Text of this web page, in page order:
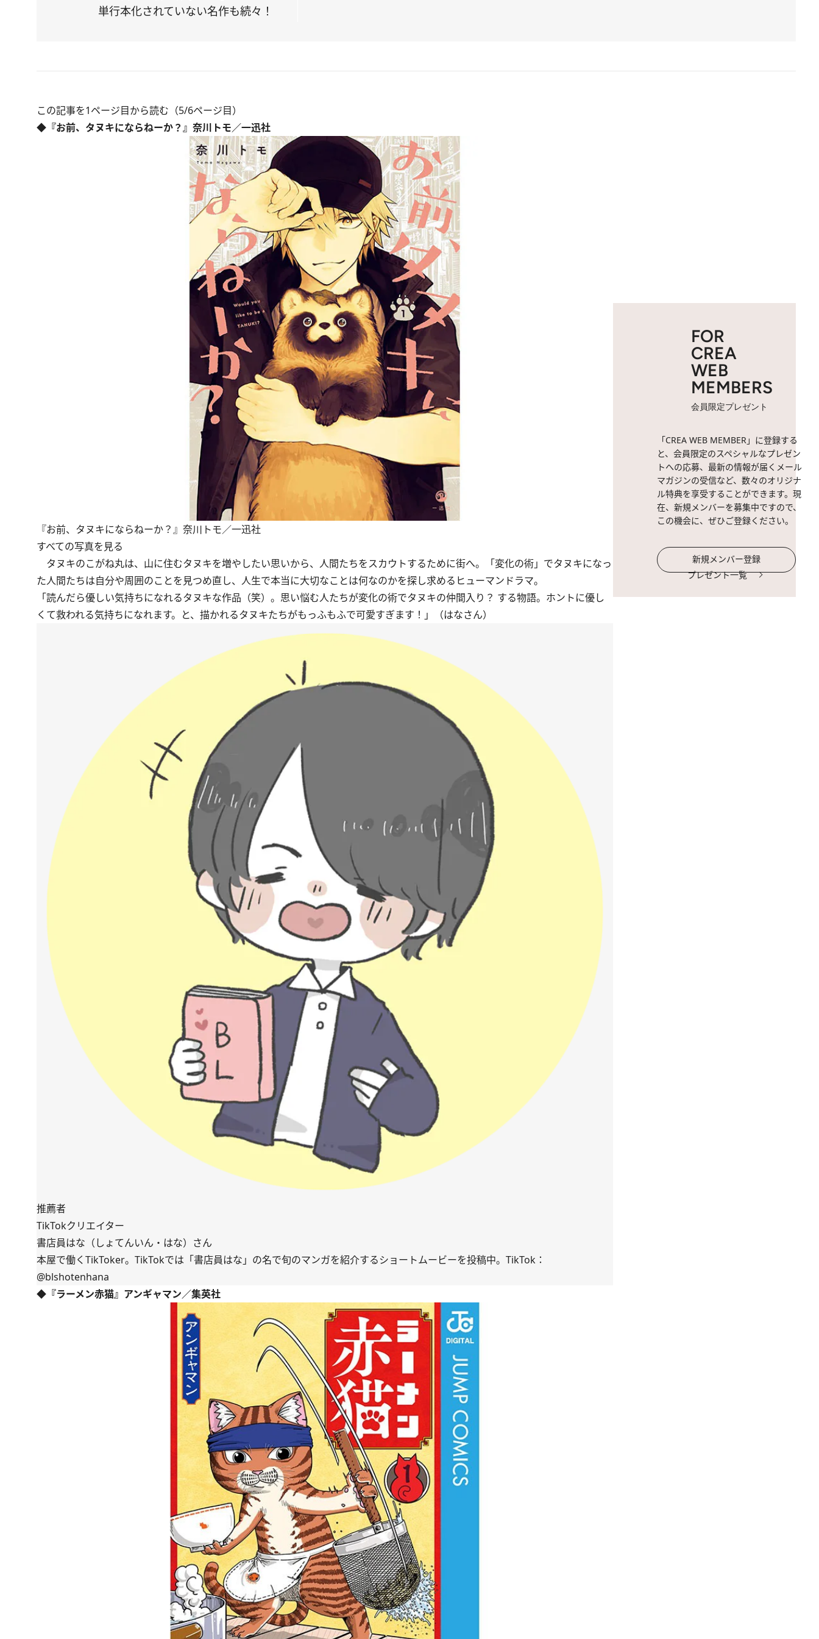
単行本化されていない名作も続々！
この記事を1ページ目から読む（5/6ページ目）
◆『お前、タヌキにならねーか？』奈川トモ／一迅社
『お前、タヌキにならねーか？』奈川トモ／一迅社
すべての写真を見る
タヌキのこがね丸は、山に住むタヌキを増やしたい思いから、人間たちをスカウトするために街へ。「変化の術」でタヌキになっ
た人間たちは自分や周囲のことを見つめ直し、人生で本当に大切なことは何なのかを探し求めるヒューマンドラマ。
「読んだら優しい気持ちになれるタヌキな作品（笑）。思い悩む人たちが変化の術でタヌキの仲間入り？ する物語。ホントに優し
くて救われる気持ちになれます。と、描かれるタヌキたちがもっふもふで可愛すぎます！」（はなさん）
推薦者
TikTokクリエイター
書店員はな（しょてんいん・はな）さん
本屋で働くTikToker。TikTokでは「書店員はな」の名で旬のマンガを紹介するショートムービーを投稿中。TikTok：
@blshotenhana
◆『ラーメン赤猫』アンギャマン／集英社
FOR
CREA
WEB
MEMBERS
会員限定プレゼント
「CREA WEB MEMBER」に登録する
と、会員限定のスペシャルなプレゼン
トへの応募、最新の情報が届くメール
マガジンの受信など、数々のオリジナ
ル特典を享受することができます。現
在、新規メンバーを募集中ですので、
この機会に、ぜひご登録ください。
新規メンバー登録
プレゼント一覧